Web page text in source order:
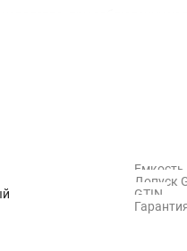
Емкость
Допуск
GTIN